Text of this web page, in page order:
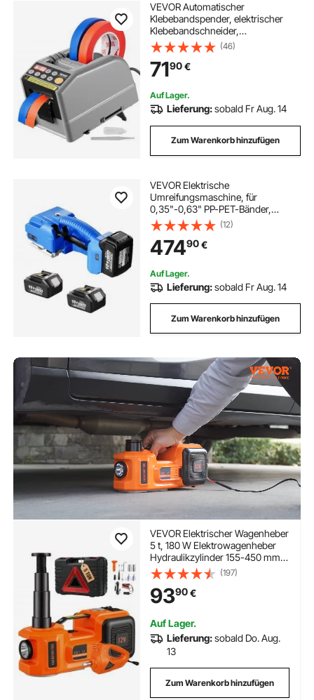
VEVOR Automatischer
Klebebandspender, elektrischer
Klebebandschneider,
Verpackungsmaschine,
Bandschneidemaschine, 6-60 mm
Bandbreite
(46)
7190€
Auf Lager.
Lieferung:sobald Fr Aug. 14
Zum Warenkorb hinzufügen
VEVOR Elektrische
Umreifungsmaschine, für
0,35"-0,63" PP-PET-Bänder,
tragbares elektrisches
Umreifungswerkzeug mit
Digitalanzeige, 2 x 5000 mAh
batteriebetriebenes automatisches
Umreifungswerkzeug für
Verpackungskartonpaletten
(12)
47490€
Auf Lager.
Lieferung:sobald Fr Aug. 14
Zum Warenkorb hinzufügen
VEVOR Elektrischer Wagenheber
5 t, 180 W Elektrowagenheber
Hydraulikzylinder 155-450 mm,
Hydraulik-Handpumpe
Wagenheber mit
Schlagschrauber
Werkzeugkasten Netzkabel für
Autos SUVs
(197)
9390€
Auf Lager.
Lieferung:sobald Do. Aug.
13
Zum Warenkorb hinzufügen